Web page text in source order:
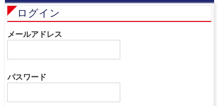
ログイン
メールアドレス
パスワード